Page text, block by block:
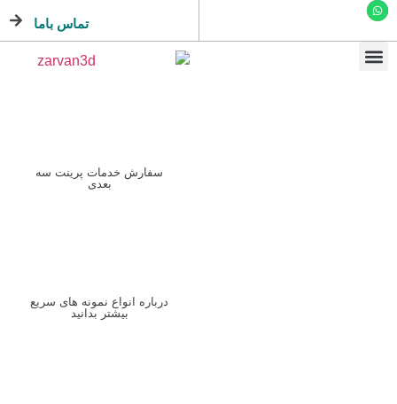
تماس باما
سفارش خدمات پرینت سه
درباره انواع نمونه های سریع
بیشتر بدانید